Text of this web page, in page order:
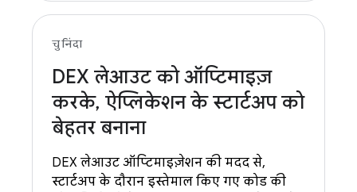
चुनिंदा
DEX लेआउट को ऑप्टिमाइज़
करके, ऐप्लिकेशन के स्टार्टअप को
बेहतर बनाना
DEX लेआउट ऑप्टिमाइज़ेशन की मदद से,
स्टार्टअप के दौरान इस्तेमाल किए गए कोड की